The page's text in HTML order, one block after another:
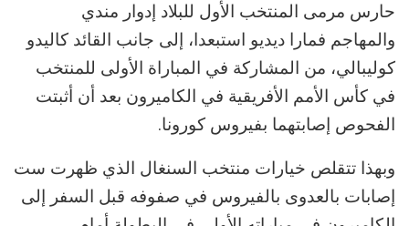
حارس مرمى المنتخب الأول للبلاد إدوار مندي
والمهاجم فمارا ديديو استبعدا، إلى جانب القائد كاليدو
كوليبالي، من المشاركة في المباراة الأولى للمنتخب
في كأس الأمم الأفريقية في الكاميرون بعد أن أثبتت
الفحوص إصابتهما بفيروس كورونا.
وبهذا تتقلص خيارات منتخب السنغال الذي ظهرت ست
إصابات بالعدوى بالفيروس في صفوفه قبل السفر إلى